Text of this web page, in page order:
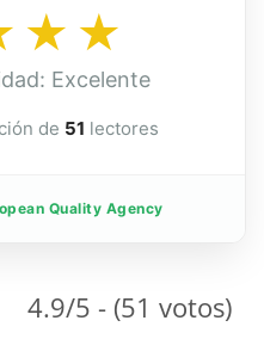
Excelente
de 51 lectores
Quality Agency
4.9/5 - (51 votos)